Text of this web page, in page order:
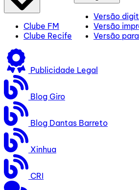
Clube FM
Clube Recife
Versão
Versão
Versão
Publicidade Legal
Blog Giro
Blog Dantas Barreto
Xinhua
CRI